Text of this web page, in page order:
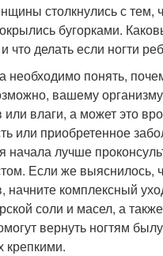
столкнулись с тем,
бугорками.
что делать если ногти
необходимо понять,
вашему
или влаги, а может это
или приобретенное
начала лучше
Если же выяснилось,
начните комплексный
соли и масел, а
вернуть ногтям
крепкими.